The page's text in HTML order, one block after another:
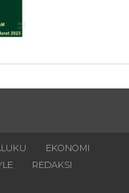
EKONOMI
REDAKSI